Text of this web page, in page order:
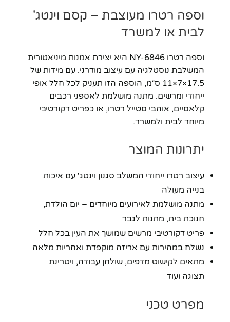
וספה רטרו מעוצבת – קסם וינטג'
לבית או למשרד
וספה רטרו NY-6846 היא יצירת אמנות מיניאטורית
המשלבת נוסטלגיה עם עיצוב מודרני. עם מידות של
17.5×7×11 ס״מ, הוספה הזו תעניק לכל חלל אופי
ייחודי ומרשים. מתנה מושלמת לאספני רכבים
קלאסיים, אוהבי סטייל רטרו, או כפריט דקורטיבי
מיוחד לבית ולמשרד.
יתרונות המוצר
עיצוב רטרו ייחודי המשלב סגנון וינטג' עם איכות
בנייה מעולה
מתנה מושלמת לאירועים מיוחדים – יום הולדת,
חנוכת בית, מתנות לגבר
פריט דקורטיבי מרשים שמושך את העין בכל חלל
נשלח במהירות עם אריזה מוקפדת ואחריות מלאה
מתאים לקישוט מדפים, שולחן עבודה, ויטרינת
תצוגה ועוד
מפרט טכני